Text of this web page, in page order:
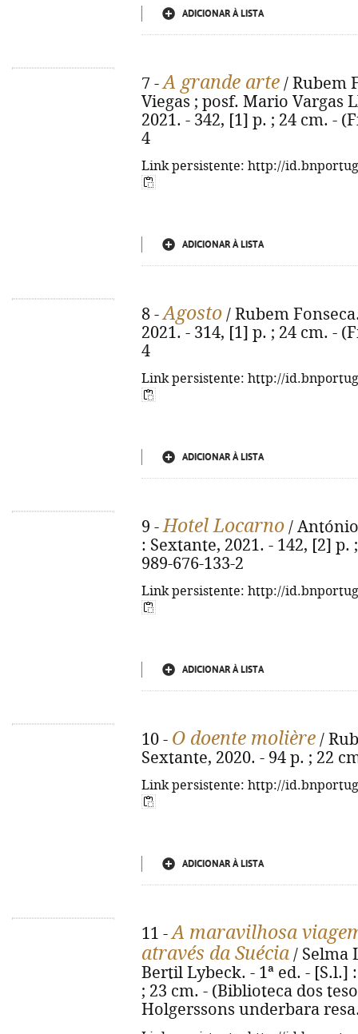
ADICIONAR À LISTA
7 -A grande arte / Rubem
Viegas ; posf. Mario Vargas
2021. - 342, [1] p. ; 24 cm. -
4
Link persistente: http://
ADICIONAR À LISTA
8 -Agosto / Rubem
2021. - 314, [1] p. ; 24 cm. -
4
Link persistente: http://
ADICIONAR À LISTA
9 -Hotel Locarno /
: Sextante, 2021. - 142, [2] p.
989-676-133-2
Link persistente: http://
ADICIONAR À LISTA
10 - O doente molière /
Sextante, 2020. - 94 p. ; 22
Link persistente: http://
ADICIONAR À LISTA
11 -A maravilhosa
através da Suécia / Selma
Bertil Lybeck. - 1ª ed. - [S.l.]
; 23 cm. - (Biblioteca dos
Holgerssons underbara